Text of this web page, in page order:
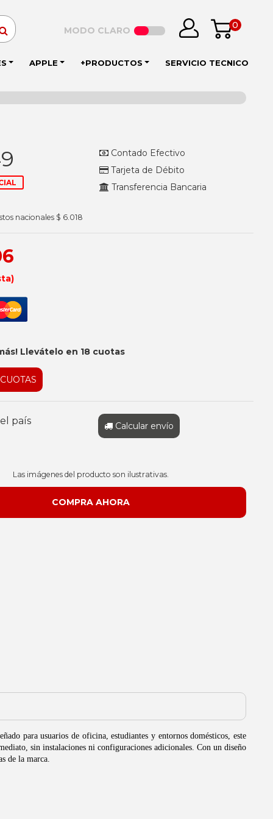
0
MODO CLARO
APPLE +PRODUCTOS SERVICIO TECNICO
Contado Efectivo
Tarjeta de Débito
Transferencia Bancaria
nacionales $ 6.018
Llevátelo en 18 cuotas
país Calcular envío
Las imágenes del producto son ilustrativas.
para usuarios de oficina, estudiantes y entornos domésticos, este
sin instalaciones ni configuraciones adicionales. Con un diseño
de la marca.